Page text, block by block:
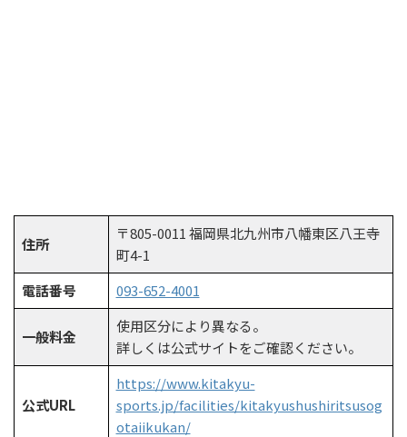
住所
〒805-0011 福岡県北九州市八幡東区八王寺
町4-1
電話番号
093-652-4001
一般料金
使用区分により異なる。
詳しくは公式サイトをご確認ください。
公式URL
https://www.kitakyu-
sports.jp/facilities/kitakyushushiritsusog
otaiikukan/